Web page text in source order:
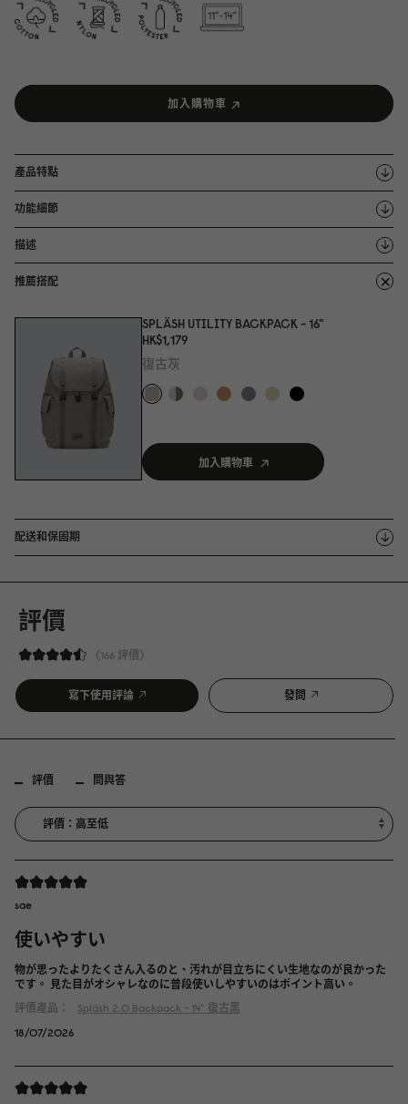
加入購物車
產品特點
功能細節
描述
推薦搭配
SPLÄSH UTILITY BACKPACK - 16"
HK$1,179
復古灰
加入購物車
配送和保固期
評價
166 評價
寫下使用評論 發問
評價 問與答
sae
使いやすい
物が思ったよりたくさん入るのと、汚れが目立ちにくい生地なのが良かった
です。 見た目がオシャレなのに普段使いしやすいのはポイント高い。
評價產品：
Spläsh 2.0 Backpack - 14" 復古黑
18/07/2026